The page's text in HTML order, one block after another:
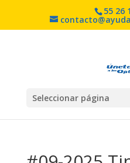
55 26
Seleccionar página